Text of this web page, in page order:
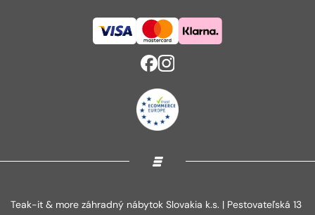
Teak-it & more záhradný nábytok Slovakia k.s. | Pestovateľská 13